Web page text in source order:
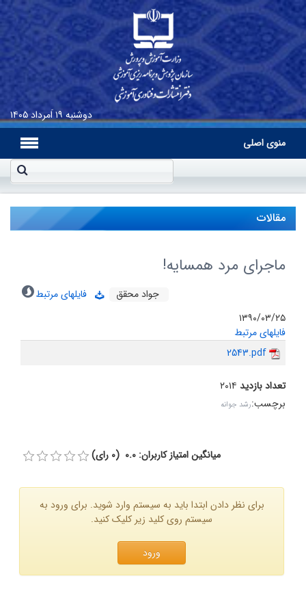
دوشنبه۱۹ اَمرداد ۱۴۰۵
منوی اصلی
مقالات
ماجرای مرد همسایه!
جواد محقق
فایلهای مرتبط
۱۳۹۰/۰۳/۲۵
فایلهای مرتبط
2543.pdf
تعداد بازدید ۲۰۱۴
برچسب:رشد جوانه
میانگین امتیاز کاربران: 0.0 (0 رای)
برای نظر دادن ابتدا باید به سیستم وارد شوید. برای ورود به
سیستم روی کلید زیر کلیک کنید.
ورود